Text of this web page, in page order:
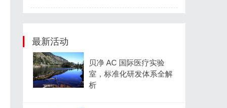
最新活动
贝净 AC 国际医疗实验
室，标准化研发体系全解
析